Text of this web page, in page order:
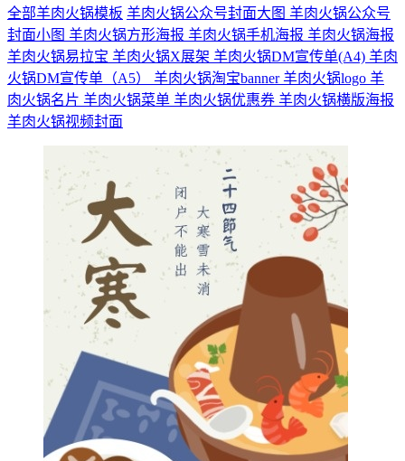
全部羊肉火锅模板 羊肉火锅公众号封面大图 羊肉火锅公众号
封面小图 羊肉火锅方形海报 羊肉火锅手机海报 羊肉火锅海报
羊肉火锅易拉宝 羊肉火锅X展架 羊肉火锅DM宣传单(A4) 羊肉
火锅DM宣传单（A5） 羊肉火锅淘宝banner羊肉火锅logo 羊
肉火锅名片 羊肉火锅菜单 羊肉火锅优惠券 羊肉火锅横版海报
羊肉火锅视频封面